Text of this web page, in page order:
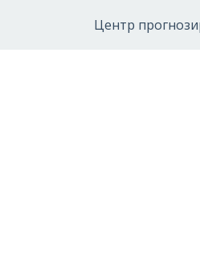
Центр